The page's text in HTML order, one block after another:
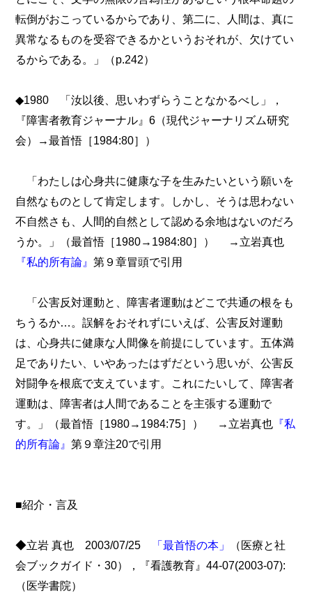
転倒がおこっているからであり、第二に、人間は、真に
異常なるものを受容できるかというおそれが、欠けてい
るからである。」（p.242）
◆1980 「汝以後、思いわずらうことなかるべし」，
『障害者教育ジャーナル』6（現代ジャーナリズム研究
会）→最首悟［1984:80］）
「わたしは心身共に健康な子を生みたいという願いを
自然なものとして肯定します。しかし、そうは思わない
不自然さも、人間的自然として認める余地はないのだろ
うか。」（最首悟［1980→1984:80］） →立岩真也
『私的所有論』第９章冒頭で引用
「公害反対運動と、障害者運動はどこで共通の根をも
ちうるか…。誤解をおそれずにいえば、公害反対運動
は、心身共に健康な人間像を前提にしています。五体満
足でありたい、いやあったはずだという思いが、公害反
対闘争を根底で支えています。これにたいして、障害者
運動は、障害者は人間であることを主張する運動で
す。」（最首悟［1980→1984:75］） →立岩真也 『私
的所有論』第９章注20で引用
■紹介・言及
◆立岩 真也 2003/07/25 「最首悟の本」
（医療と社
会ブックガイド・30），『看護教育』44-07(2003-07):
（医学書院）